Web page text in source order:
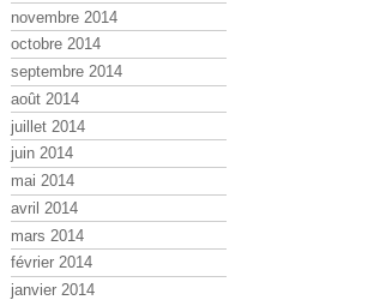
novembre 2014
octobre 2014
septembre 2014
août 2014
juillet 2014
juin 2014
mai 2014
avril 2014
mars 2014
février 2014
janvier 2014